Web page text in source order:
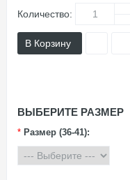
Количество:
В Корзину
ВЫБЕРИТЕ РАЗМЕР
* Размер (36-41):